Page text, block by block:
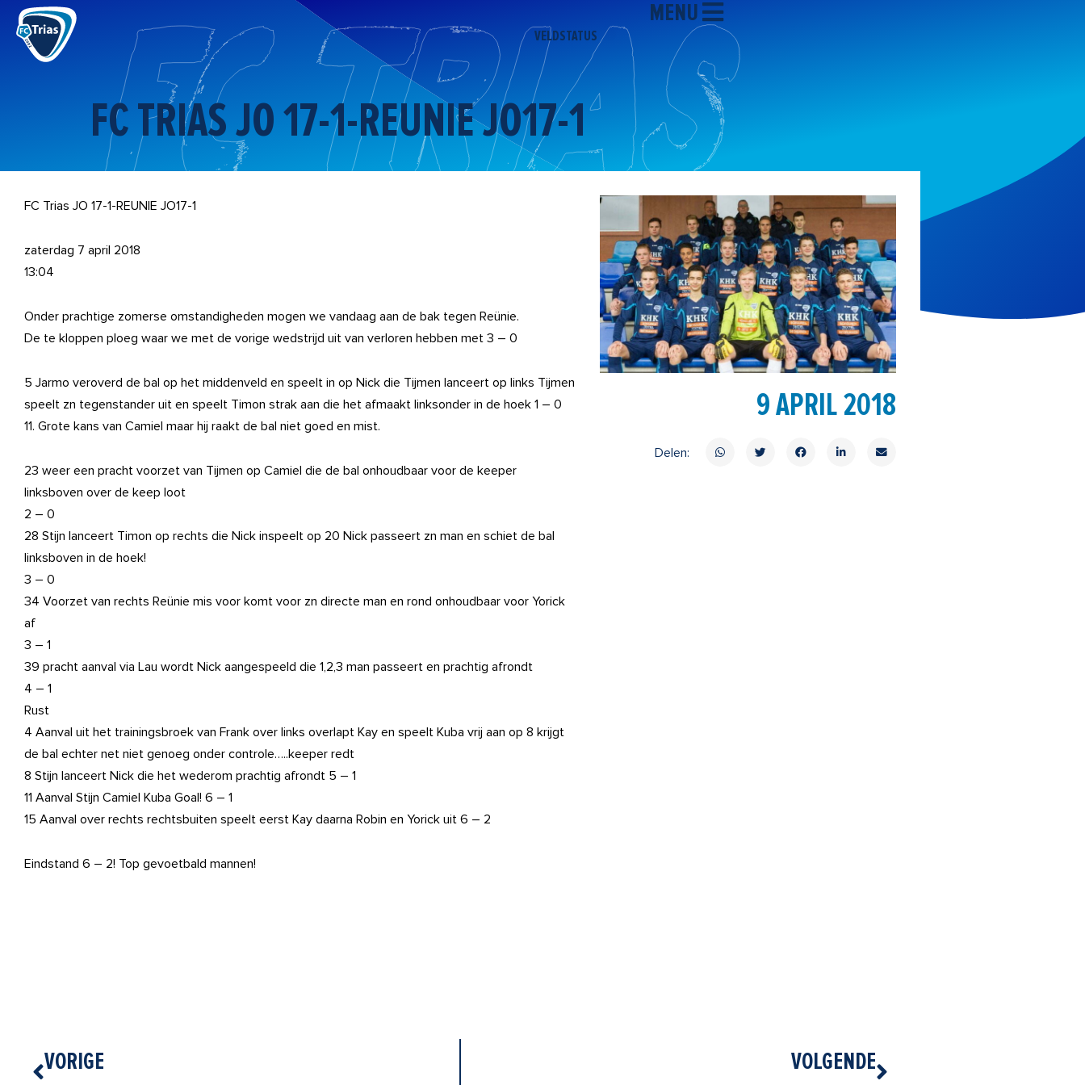
naar
VELDSTATUS
MENU
FC TRIAS JO 17-1-REUNIE JO17-1
FC Trias JO 17-1-REUNIE JO17-1
zaterdag 7 april 2018
13:04
Onder prachtige zomerse omstandigheden mogen we vandaag aan de bak tegen Reünie.
De te kloppen ploeg waar we met de vorige wedstrijd uit van verloren hebben met 3 – 0
5 Jarmo veroverd de bal op het middenveld en speelt in op Nick die Tijmen lanceert op links Tijmen
speelt zn tegenstander uit en speelt Timon strak aan die het afmaakt linksonder in de hoek 1 – 0
11. Grote kans van Camiel maar hij raakt de bal niet goed en mist.
23 weer een pracht voorzet van Tijmen op Camiel die de bal onhoudbaar voor de keeper
linksboven over de keep loot
2 – 0
28 Stijn lanceert Timon op rechts die Nick inspeelt op 20 Nick passeert zn man en schiet de bal
linksboven in de hoek!
3 – 0
34 Voorzet van rechts Reünie mis voor komt voor zn directe man en rond onhoudbaar voor Yorick
af
3 – 1
39 pracht aanval via Lau wordt Nick aangespeeld die 1,2,3 man passeert en prachtig afrondt
4 – 1
Rust
4 Aanval uit het trainingsbroek van Frank over links overlapt Kay en speelt Kuba vrij aan op 8 krijgt
de bal echter net niet genoeg onder controle…..keeper redt
8 Stijn lanceert Nick die het wederom prachtig afrondt 5 – 1
11 Aanval Stijn Camiel Kuba Goal! 6 – 1
15 Aanval over rechts rechtsbuiten speelt eerst Kay daarna Robin en Yorick uit 6 – 2
Eindstand 6 – 2! Top gevoetbald mannen!
9 APRIL 2018
Delen:
Vorige
VORIGE VOLGENDEVolgende